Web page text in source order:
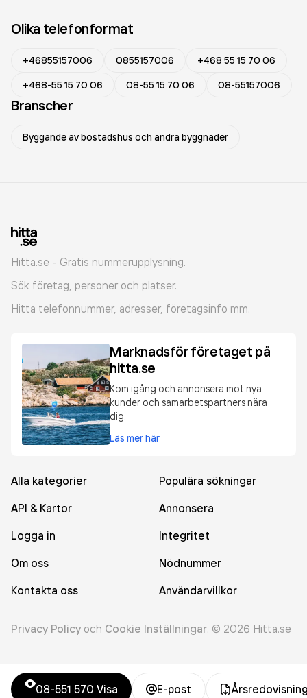
08-551 570 Visa E-post
Olika telefonformat
+46855157006 0855157006
+468 55 15 70 06
+468-55 15 70 06
08-55 15 70 06 08-55157006
Branscher
Byggande av bostadshus och andra byggnader
Hitta.se - Gratis nummerupplysning.
Sök företag, personer och platser.
Hitta telefonnummer, adresser, företagsinfo mm.
Marknadsför företaget på
hitta.se
Kom igång och annonsera mot nya
kunder och samarbetspartners nära
dig.
Läs mer här
Alla kategorier
Populära sökningar
API & Kartor
Annonsera
Logga in
Integritet
Om oss
Nödnummer
Kontakta oss
Användarvillkor
Privacy Policy och Cookie Inställningar. © 2026 Hitta.se